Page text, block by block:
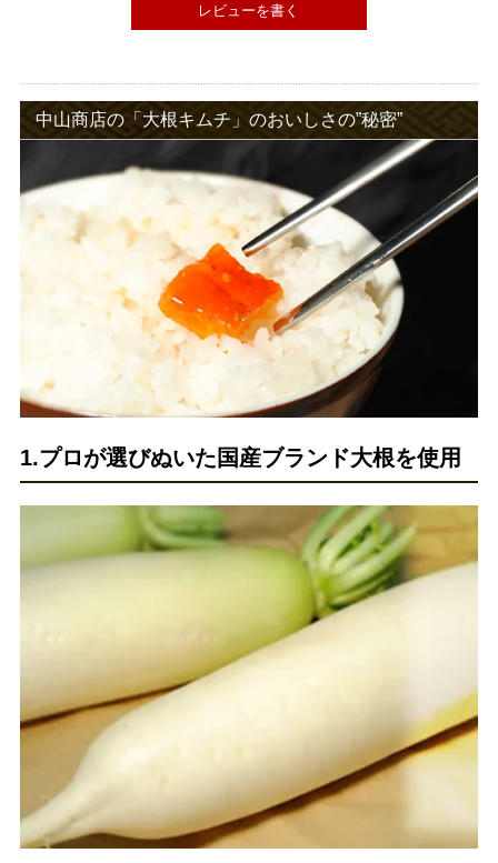
レビューを書く
中山商店の「大根キムチ」のおいしさの”秘密”
1.プロが選びぬいた国産ブランド大根を使用